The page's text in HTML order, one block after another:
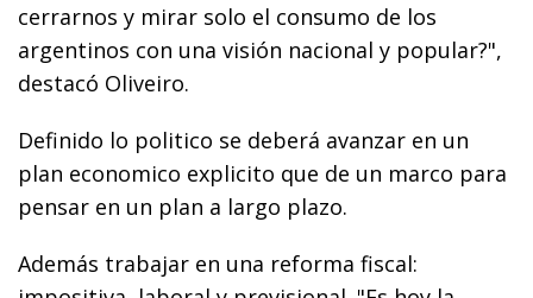
cerrarnos y mirar solo el consumo de los
argentinos con una visión nacional y popular?",
destacó Oliveiro.
Definido lo politico se deberá avanzar en un
plan economico explicito que de un marco para
pensar en un plan a largo plazo.
Además trabajar en una reforma fiscal: